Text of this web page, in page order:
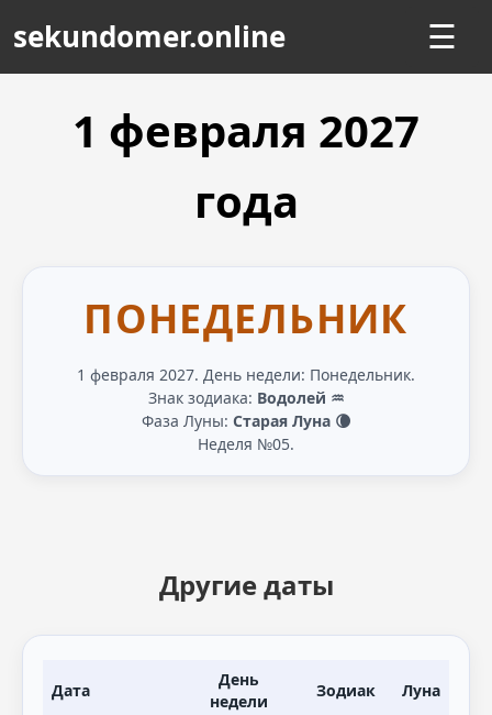
sekundomer.online ☰
1 февраля 2027
года
ПОНЕДЕЛЬНИК
1 февраля 2027. День недели: Понедельник.
Знак зодиака: Водолей ♒
Фаза Луны: Старая Луна 🌘
Неделя №05.
Другие даты
Дата
День
недели
Зодиак Луна